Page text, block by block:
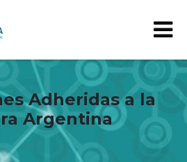
Adheridas a la
Argentina